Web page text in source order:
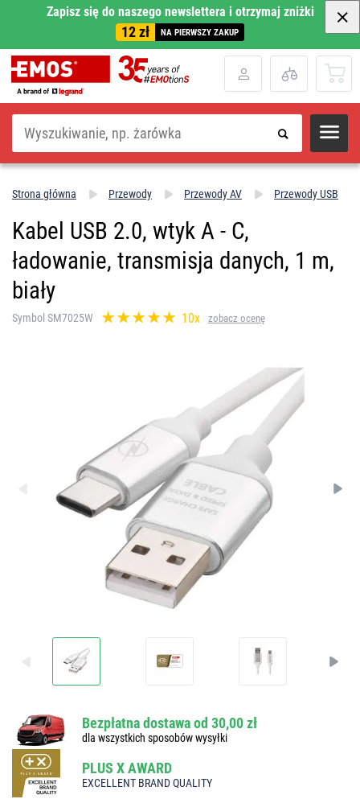
Zapisz się do naszego newslettera i otrzymaj zniżki
12 zł NA PIERWSZY ZAKUP
Szukaj
Strona główna Przewody Przewody AV Przewody USB
Kabel USB 2.0, wtyk A - C,
ładowanie, transmisja danych, 1 m,
biały
Symbol SM7025W 10x zobacz ocenę
Bezpłatna dostawa od 30,00 zł
dla wszystkich sposobów wysyłki
PLUS X AWARD
EXCELLENT BRAND QUALITY